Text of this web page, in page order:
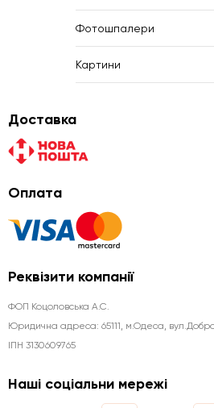
Фотошпалери
Картини
Доставка
Оплата
Реквізити компанії
ФОП Коцоловська А.С.
Юридична aдреса: 65111, м.Одеса,
ІПН 3130609765
Наші соціальни мережі